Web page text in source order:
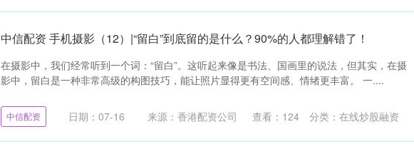
中信配资 手机摄影（12）|“留白”到底留的是什么？90%的人都理解错了！
在摄影中，我们经常听到一个词：“留白”。这听起来像是书法、国画里的说法，但其实，在摄
影中，留白是一种非常高级的构图技巧，能让照片显得更有空间感、情绪更丰富。 一....
中信配资 日期：07-16 来源：香港配资公司 查看： 124 分类： 在线炒股融资